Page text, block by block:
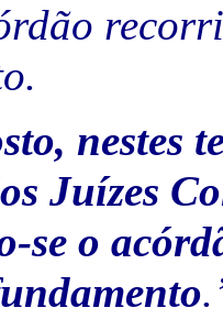
nestes
Juízes
se o